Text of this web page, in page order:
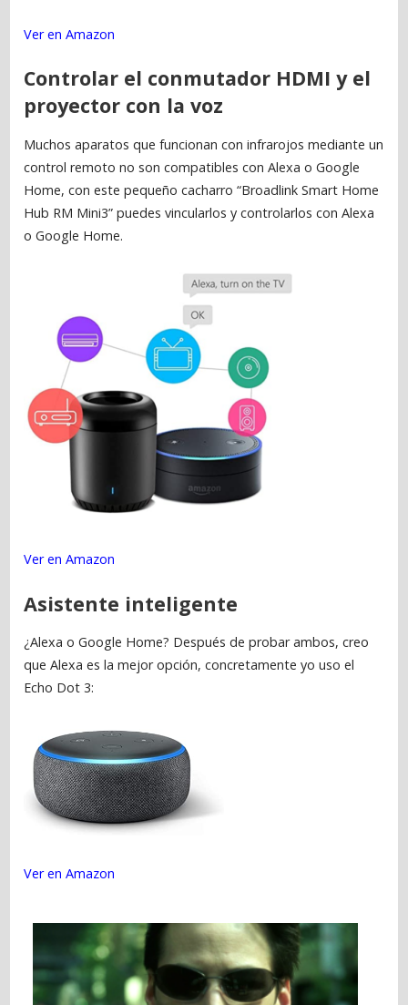
Ver en Amazon
Controlar el conmutador HDMI y el
proyector con la voz
Muchos aparatos que funcionan con infrarojos mediante un
control remoto no son compatibles con Alexa o Google
Home, con este pequeño cacharro “Broadlink Smart Home
Hub RM Mini3” puedes vincularlos y controlarlos con Alexa
o Google Home.
Ver en Amazon
Asistente inteligente
¿Alexa o Google Home? Después de probar ambos, creo
que Alexa es la mejor opción, concretamente yo uso el
Echo Dot 3:
Ver en Amazon